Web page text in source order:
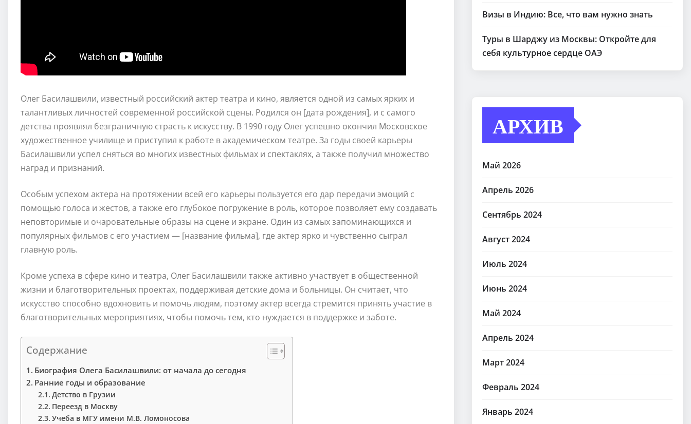
Олег Басилашвили, известный российский актер театра и кино, является одной из самых ярких и
талантливых личностей современной российской сцены. Родился он [дата рождения], и с самого
детства проявлял безграничную страсть к искусству. В 1990 году Олег успешно окончил Московское
художественное училище и приступил к работе в академическом театре. За годы своей карьеры
Басилашвили успел сняться во многих известных фильмах и спектаклях, а также получил множество
наград и признаний.
Особым успехом актера на протяжении всей его карьеры пользуется его дар передачи эмоций с
помощью голоса и жестов, а также его глубокое погружение в роль, которое позволяет ему создавать
неповторимые и очаровательные образы на сцене и экране. Один из самых запоминающихся и
популярных фильмов с его участием — [название фильма], где актер ярко и чувственно сыграл
главную роль.
Кроме успеха в сфере кино и театра, Олег Басилашвили также активно участвует в общественной
жизни и благотворительных проектах, поддерживая детские дома и больницы. Он считает, что
искусство способно вдохновить и помочь людям, поэтому актер всегда стремится принять участие в
благотворительных мероприятиях, чтобы помочь тем, кто нуждается в поддержке и заботе.
Содержание
Биография Олега Басилашвили: от начала до сегодня
Ранние годы и образование
Детство в Грузии
Переезд в Москву
Учеба в МГУ имени М.В. Ломоносова
Визы в Индию: Все, что вам нужно знать
Туры в Шарджу из Москвы: Откройте для
себя культурное сердце ОАЭ
АРХИВ
Май 2026
Апрель 2026
Сентябрь 2024
Август 2024
Июль 2024
Июнь 2024
Май 2024
Апрель 2024
Март 2024
Февраль 2024
Январь 2024